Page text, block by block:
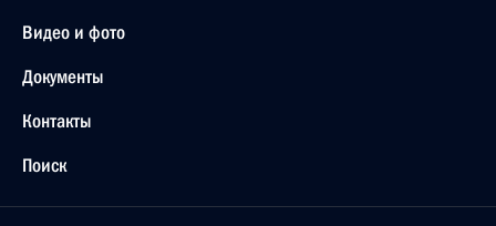
Видео и фото
Документы
Контакты
Поиск